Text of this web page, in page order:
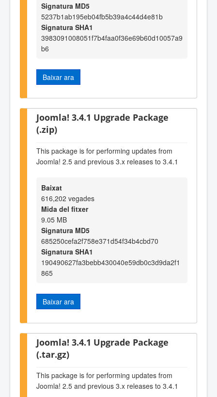
Signatura MD5
5237b1ab195eb04fb5b39a4c44d4e81b
Signatura SHA1
3983091008051f7b4faa0f36e69b60d10057a9
b6
Baixar ara
Joomla! 3.4.1 Upgrade Package
(.zip)
This package is for performing updates from
Joomla! 2.5 and previous 3.x releases to 3.4.1
Baixat
616,202 vegades
Mida del fitxer
9.05 MB
Signatura MD5
685250cefa2f758e371d54f34b4cbd70
Signatura SHA1
190490627fa3bebb430040e59db0c3d9da2f1
865
Baixar ara
Joomla! 3.4.1 Upgrade Package
(.tar.gz)
This package is for performing updates from
Joomla! 2.5 and previous 3.x releases to 3.4.1